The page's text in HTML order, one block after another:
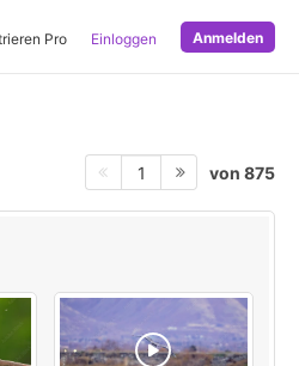
Pro Einloggen Anmelden
1 von 875